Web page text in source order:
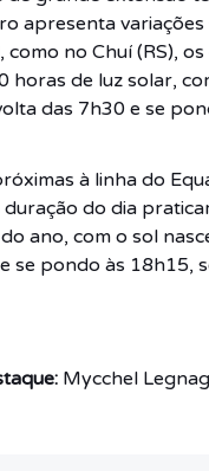
apresenta variações
no Chuí (RS),
horas de luz solar,
das 7h30 e se
à linha do
duração do dia
ano, com o sol
se pondo às 18h15,
Mycchel